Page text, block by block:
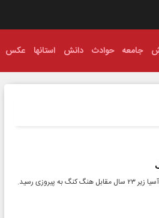
جامعه حوادث دانش استانها عکس
رسید.